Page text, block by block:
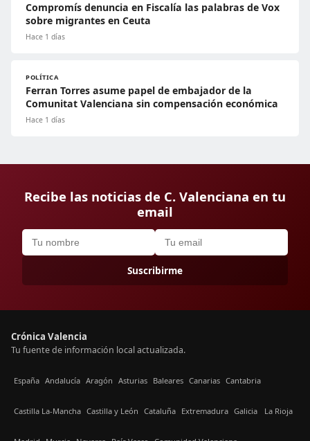
Compromís denuncia en Fiscalía las palabras de Vox
sobre migrantes en Ceuta
Hace 1 días
POLÍTICA
Ferran Torres asume papel de embajador de la
Comunitat Valenciana sin compensación económica
Hace 1 días
Recibe las noticias de C. Valenciana en tu
email
Suscribirme
Crónica Valencia
Tu fuente de información local actualizada.
España Andalucía Aragón Asturias Baleares Canarias Cantabria
Castilla La-Mancha Castilla y León Cataluña Extremadura Galicia La Rioja